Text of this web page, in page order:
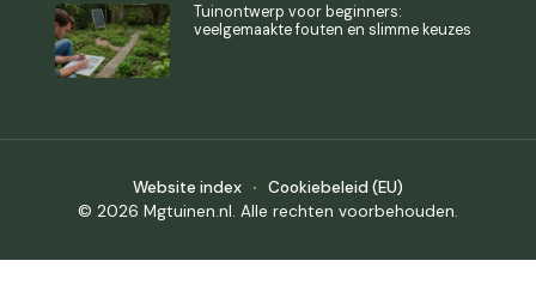
Tuinontwerp voor beginners:
veelgemaakte fouten en slimme keuzes
© 2026 Mgtuinen.nl. Alle rechten voorbehouden.
Website index Cookiebeleid (EU)